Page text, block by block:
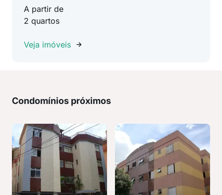
A partir de
2 quartos
Veja imóveis
Condomínios próximos